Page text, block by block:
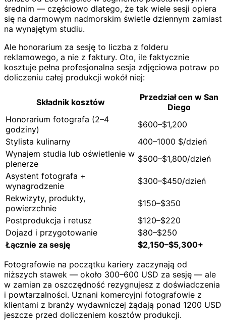
średnim — częściowo dlatego, że tak wiele sesji opiera
się na darmowym nadmorskim świetle dziennym zamiast
na wynajętym studiu.
Ale honorarium za sesję to liczba z folderu
reklamowego, a nie z faktury. Oto, ile faktycznie
kosztuje pełna profesjonalna sesja zdjęciowa potraw po
doliczeniu całej produkcji wokół niej:
Składnik kosztów
Przedział cen w San
Diego
Honorarium fotografa (2–4
godziny)
$600–$1,200
Stylista kulinarny
400–1000 $/dzień
Wynajem studia lub oświetlenie w
plenerze
$500–$1,800/dzień
Asystent fotografa +
wynagrodzenie
$300–$450/dzień
Rekwizyty, produkty,
powierzchnie
$150–$350
Postprodukcja i retusz
$120–$220
Dojazd i przygotowanie
$80–$250
Łącznie za sesję
$2,150–$5,300+
Fotografowie na początku kariery zaczynają od
niższych stawek — około 300–600 USD za sesję — ale
w zamian za oszczędność rezygnujesz z doświadczenia
i powtarzalności. Uznani komercyjni fotografowie z
klientami z branży wydawniczej żądają ponad 1200 USD
jeszcze przed doliczeniem kosztów produkcji.